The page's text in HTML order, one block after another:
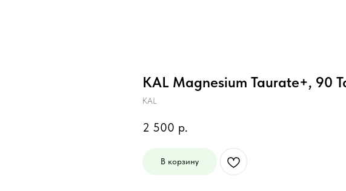
KAL Magnesium Taurate+, 90
KAL
2 500 р.
В корзину